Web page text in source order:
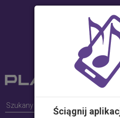
celu realizacji
Polityką
Możesz
przechowywania
plików
Ściągnij